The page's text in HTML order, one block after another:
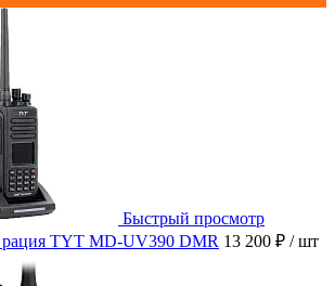
Быстрый просмотр
рация TYT MD-UV390 DMR 13 200 ₽ / шт